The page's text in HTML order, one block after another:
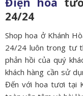
24/24
Shop hoa ở Khánh
24/24 luôn trong tư
phản hồi của quý
khách hàng cần sử
Đến với hoa tươi tại